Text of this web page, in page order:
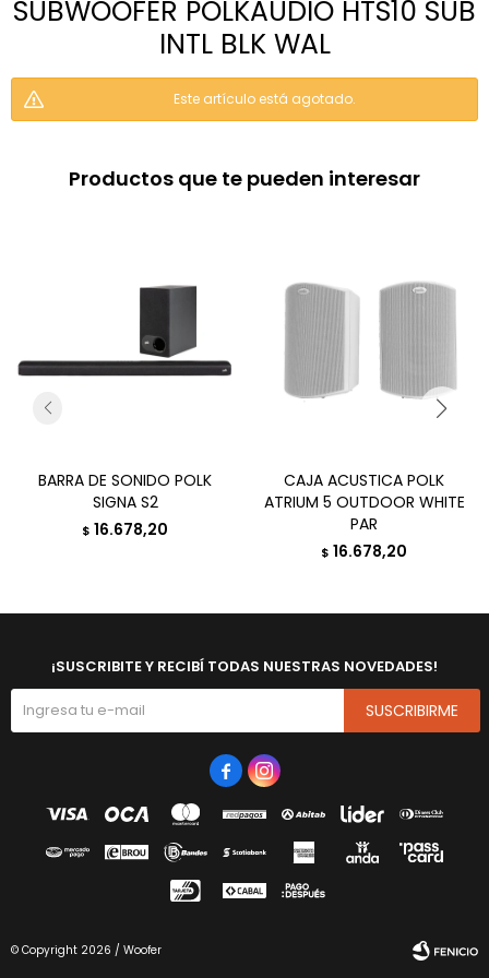
SUBWOOFER POLKAUDIO HTS10 SUB
INTL BLK WAL
Este artículo está agotado.
Productos que te pueden interesar
BARRA DE SONIDO POLK
SIGNA S2
$ 16.678,20
CAJA ACUSTICA POLK
ATRIUM 5 OUTDOOR WHITE
PAR
$ 16.678,20
¡SUSCRIBITE Y RECIBÍ TODAS NUESTRAS NOVEDADES!
SUSCRIBIRME
 
© Copyright 2026 / Woofer